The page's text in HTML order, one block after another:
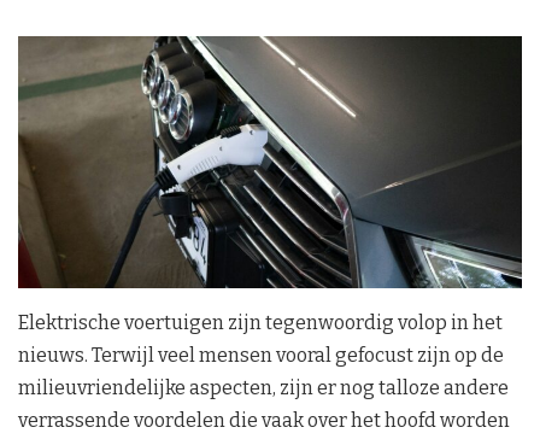
Elektrische voertuigen zijn tegenwoordig volop in het
nieuws. Terwijl veel mensen vooral gefocust zijn op de
milieuvriendelijke aspecten, zijn er nog talloze andere
verrassende voordelen die vaak over het hoofd worden